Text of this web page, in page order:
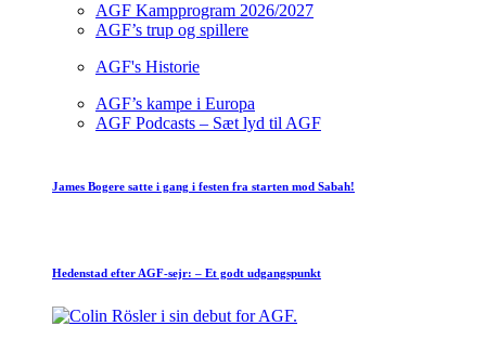
AGF Kampprogram 2026/2027
AGF’s trup og spillere
AGF's Historie
AGF’s kampe i Europa
AGF Podcasts – Sæt lyd til AGF
James Bogere satte i gang i festen fra starten mod Sabah!
Hedenstad efter AGF-sejr: – Et godt udgangspunkt